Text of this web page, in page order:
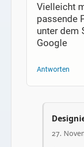
Vielleicht
passende
unter dem
Google
Antworten
27.